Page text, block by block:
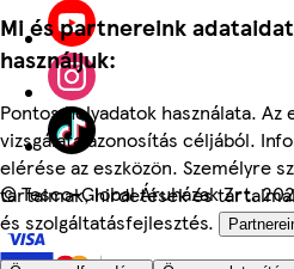
Mi és partnereink
használjuk:
Pontos helyadatok használata.
vizsgálata azonosítás céljából.
elérése az eszközön. Személyre
tartalmak, hirdetések és
és szolgáltatásfejlesztés.
©Tesco-Global Áruházak Zrt.